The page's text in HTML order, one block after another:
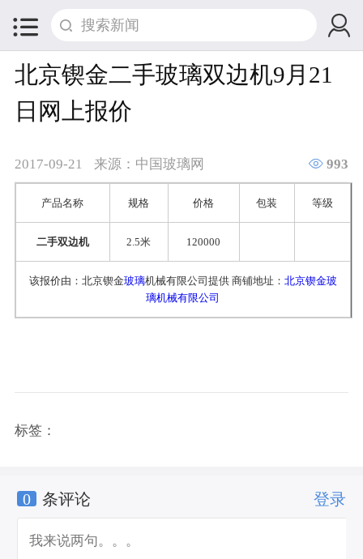
 
北京锲金二手玻璃双边机9月21
日网上报价
2017-09-21 来源：中国玻璃网  993
产品名称 规格 价格 包装 等级
二手双边机 2.5米 120000
该报价由：北京锲金玻璃机械有限公司提供 商铺地址： 北京锲金玻
璃机械有限公司
标签：
0 条评论 登录